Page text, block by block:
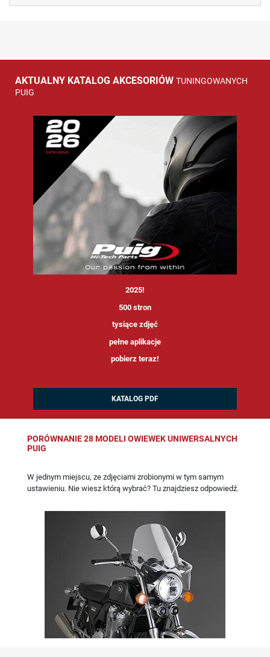
AKTUALNY KATALOG AKCESORIÓW TUNINGOWANYCH
PUIG
2025!
500 stron
tysiące zdjęć
pełne aplikacje
pobierz teraz!
KATALOG PDF
PORÓWNANIE 28 MODELI OWIEWEK UNIWERSALNYCH
PUIG
W jednym miejscu, ze zdjęciami zrobionymi w tym samym
ustawieniu. Nie wiesz którą wybrać? Tu znajdziesz odpowiedź.